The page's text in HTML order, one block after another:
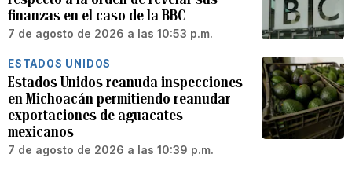
finanzas en el caso de la BBC
7 de agosto de 2026 a las 10:53 p.m.
ESTADOS UNIDOS
Estados Unidos reanuda inspecciones
en Michoacán permitiendo reanudar
exportaciones de aguacates
mexicanos
7 de agosto de 2026 a las 10:39 p.m.